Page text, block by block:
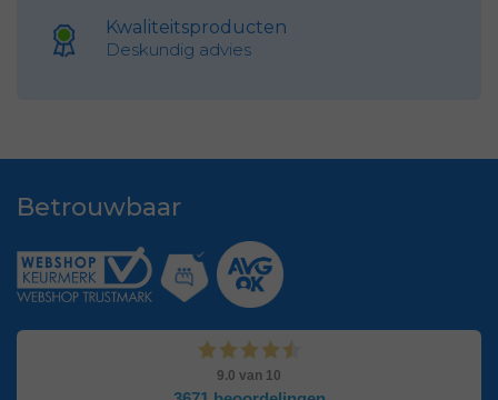
Kwaliteitsproducten
Deskundig advies
Betrouwbaar